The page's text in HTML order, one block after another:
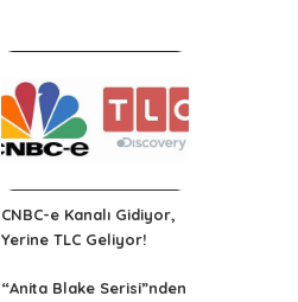
CNBC-e Kanalı Gidiyor,
Yerine TLC Geliyor!
“Anita Blake Serisi”nden